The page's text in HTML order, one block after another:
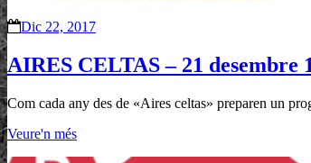
Dic 22, 2017
AIRES CELTAS – 21 desembre
Com cada any des de «Aires celtas» preparen un
Veure'n més